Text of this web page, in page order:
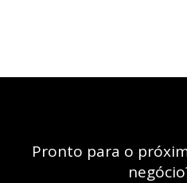
Pronto para o